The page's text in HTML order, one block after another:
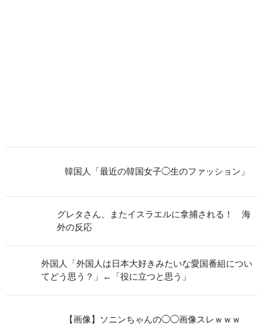
韓国人「最近の韓国女子◯生のファッション」
グレタさん、またイスラエルに拿捕される！ 海
外の反応
外国人「外国人は日本大好きみたいな愛国番組につい
てどう思う？」←「役に立つと思う」
【画像】ソニンちゃんの◯◯画像スレｗｗｗ